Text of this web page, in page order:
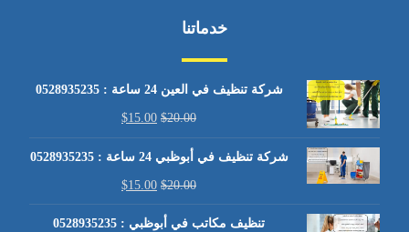
خدماتنا
شركة تنظيف في العين 24 ساعة : 0528935235
$20.00
$15.00
شركة تنظيف في أبوظبي 24 ساعة : 0528935235
$20.00
$15.00
تنظيف مكاتب في أبوظبي : 0528935235